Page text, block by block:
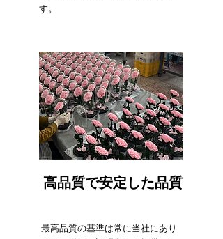
す。
高品質で安定した品質
最高品質の基準は常に当社にあり